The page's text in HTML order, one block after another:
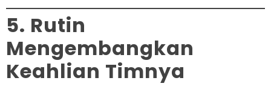
5. Rutin
Mengembangkan
Keahlian Timnya